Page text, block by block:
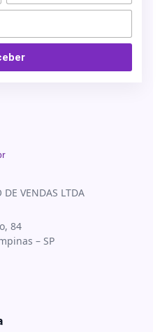
VENDAS LTDA
84
– SP